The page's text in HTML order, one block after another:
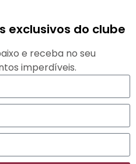
exclusivos do clube
e receba no seu
imperdíveis.